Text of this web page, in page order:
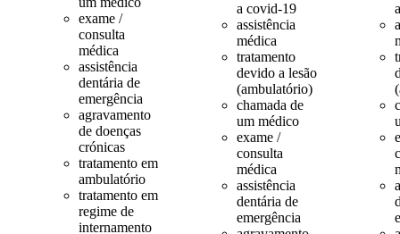
exame /
consulta
médica
assistência
dentária de
emergência
agravamento
de doenças
crónicas
tratamento em
ambulatório
tratamento em
regime de
internamento
a covid-19
assistência
médica
tratamento
devido a lesão
(ambulatório)
chamada de
um médico
exame /
consulta
médica
assistência
dentária de
emergência